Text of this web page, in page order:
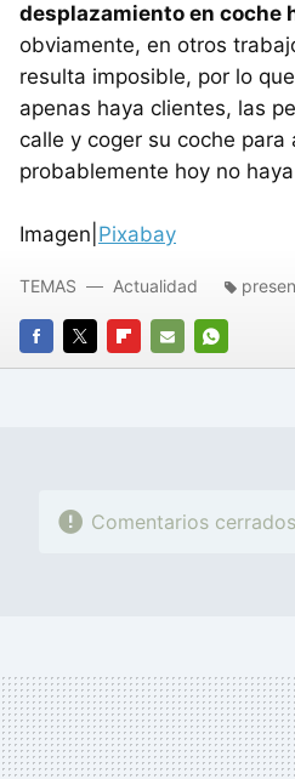
desplazamiento en coche
obviamente, en otros
resulta imposible, por lo
apenas haya clientes, las
calle y coger su coche
probablemente hoy no
Imagen| Pixabay
FACEBOOK
TWITTERFLIPBOARD
E-
WHATSAPP
TEMAS Actualidad
Comentarios cerrados